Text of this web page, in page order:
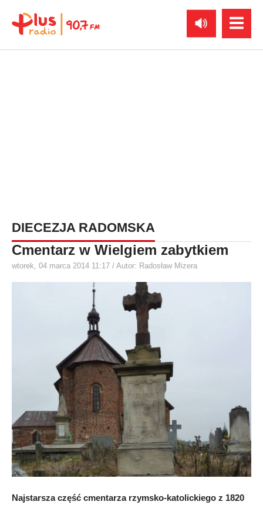
DIECEZJA RADOMSKA
Cmentarz w Wielgiem zabytkiem
wtorek, 04 marca 2014 11:17 / Autor: Radosław Mizera
Najstarsza część cmentarza rzymsko-katolickiego z 1820